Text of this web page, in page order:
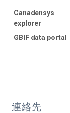
Canadensys
explorer
GBIF data portal
連絡先